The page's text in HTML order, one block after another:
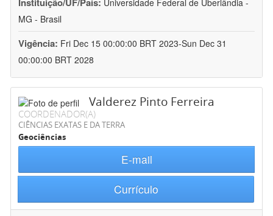
Universidade Federal de Uberlândia -
MG - Brasil
Vigência: Fri Dec 15 00:00:00 BRT 2023-Sun Dec 31
00:00:00 BRT 2028
Valderez Pinto Ferreira
COORDENADOR(A)
CIÊNCIAS EXATAS E DA TERRA
Geociências
E-mail
Currículo